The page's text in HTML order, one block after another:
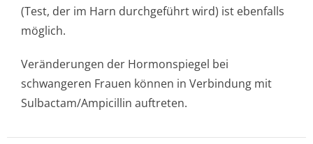
(Test, der im Harn durchgeführt wird) ist ebenfalls
möglich.
Veränderungen der Hormonspiegel bei
schwangeren Frauen können in Verbindung mit
Sulbactam/Ampi­cillin auftreten.